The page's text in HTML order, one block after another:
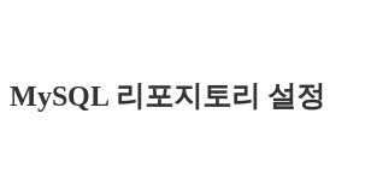
MySQL 리포지토리 설정